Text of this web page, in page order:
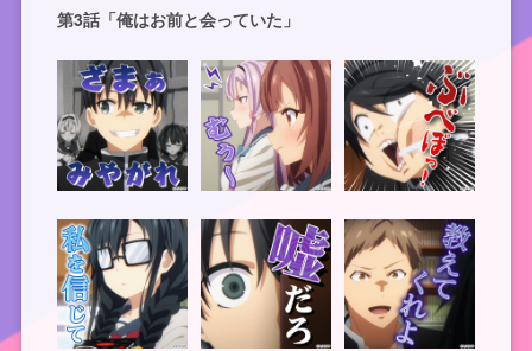
第3話「俺はお前と会っていた」